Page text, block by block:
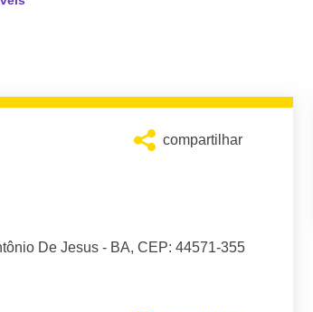
compartilhar
De Jesus - BA, CEP: 44571-355